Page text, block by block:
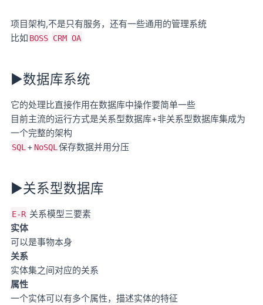
项目架构,不是只有服务，还有一些通用的管理系统
比如 BOSS CRM OA
►数据库系统
它的处理比直接作用在数据库中操作要简单一些
目前主流的运行方式是关系型数据库+非关系型数据库集成为
一个完整的架构
SQL + NoSQL 保存数据并用分压
►关系型数据库
E-R 关系模型三要素
实体
可以是事物本身
关系
实体集之间对应的关系
属性
一个实体可以有多个属性，描述实体的特征